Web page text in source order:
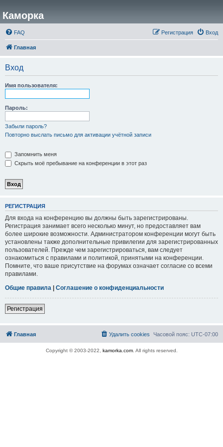
Каморка
FAQ Вход
Регистрация
Главная
Вход
Имя пользователя:
Пароль:
Забыли пароль?
Повторно выслать письмо для активации учётной записи
Запомнить меня
Скрыть моё пребывание на конференции в этот раз
РЕГИСТРАЦИЯ
Для входа на конференцию вы должны быть зарегистрированы.
Регистрация занимает всего несколько минут, но предоставляет вам
более широкие возможности. Администратором конференции могут быть
установлены также дополнительные привилегии для зарегистрированных
пользователей. Прежде чем зарегистрироваться, вам следует
ознакомиться с правилами и политикой, принятыми на конференции.
Помните, что ваше присутствие на форумах означает согласие со всеми
правилами.
Общие правила | Соглашение о конфиденциальности
Регистрация
Главная Часовой пояс: UTC-07:00
Удалить cookies
Copyright © 2003-2022, kamorka.com. All rights reserved.